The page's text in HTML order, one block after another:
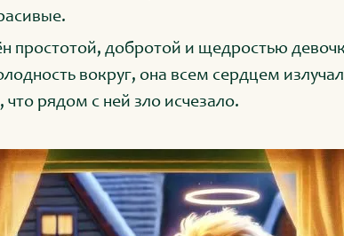
простотой, добротой и щедростью
вокруг, она всем сердцем
рядом с ней зло исчезало.